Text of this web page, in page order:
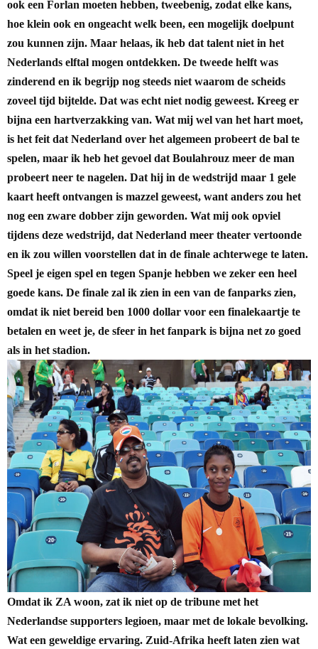
ook een Forlan moeten hebben, tweebenig, zodat elke kans,
hoe klein ook en ongeacht welk been, een mogelijk doelpunt
zou kunnen zijn. Maar helaas, ik heb dat talent niet in het
Nederlands elftal mogen ontdekken. De tweede helft was
zinderend en ik begrijp nog steeds niet waarom de scheids
zoveel tijd bijtelde. Dat was echt niet nodig geweest. Kreeg er
bijna een hartverzakking van. Wat mij wel van het hart moet,
is het feit dat Nederland over het algemeen probeert de bal te
spelen, maar ik heb het gevoel dat Boulahrouz meer de man
probeert neer te nagelen. Dat hij in de wedstrijd maar 1 gele
kaart heeft ontvangen is mazzel geweest, want anders zou het
nog een zware dobber zijn geworden. Wat mij ook opviel
tijdens deze wedstrijd, dat Nederland meer theater vertoonde
en ik zou willen voorstellen dat in de finale achterwege te laten.
Speel je eigen spel en tegen Spanje hebben we zeker een heel
goede kans. De finale zal ik zien in een van de fanparks zien,
omdat ik niet bereid ben 1000 dollar voor een finalekaartje te
betalen en weet je, de sfeer in het fanpark is bijna net zo goed
als in het stadion.
Omdat ik ZA woon, zat ik niet op de tribune met het
Nederlandse supporters legioen, maar met de lokale bevolking.
Wat een geweldige ervaring. Zuid-Afrika heeft laten zien wat